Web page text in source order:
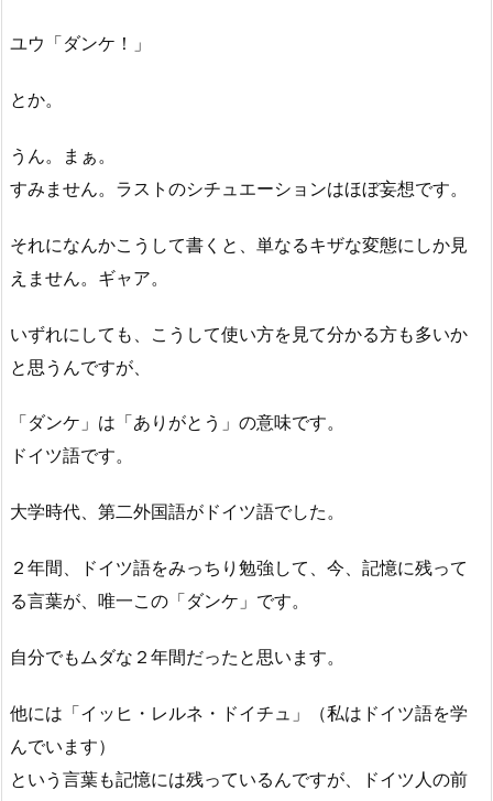
ユウ「ダンケ！」
とか。
うん。まぁ。
すみません。ラストのシチュエーションはほぼ妄想です。
それになんかこうして書くと、単なるキザな変態にしか見
えません。ギャア。
いずれにしても、こうして使い方を見て分かる方も多いか
と思うんですが、
「ダンケ」は「ありがとう」の意味です。
ドイツ語です。
大学時代、第二外国語がドイツ語でした。
２年間、ドイツ語をみっちり勉強して、今、記憶に残って
る言葉が、唯一この「ダンケ」です。
自分でもムダな２年間だったと思います。
他には「イッヒ・レルネ・ドイチュ」（私はドイツ語を学
んでいます）
という言葉も記憶には残っているんですが、ドイツ人の前